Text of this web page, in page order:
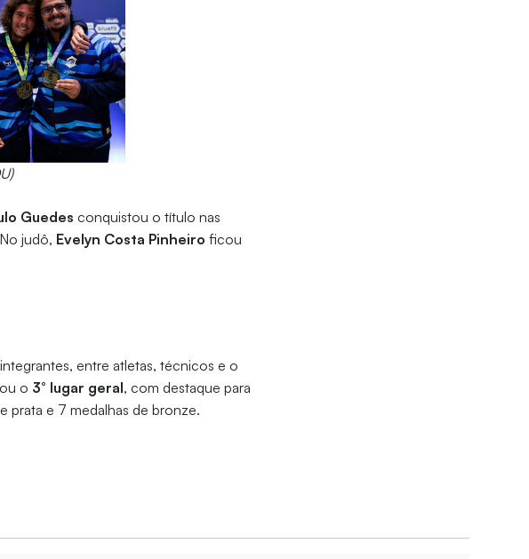
Guedes conquistou o título nas
judô, Evelyn Costa Pinheiro ficou
entre atletas, técnicos e o
o 3° lugar geral, com destaque para
prata e 7 medalhas de bronze.